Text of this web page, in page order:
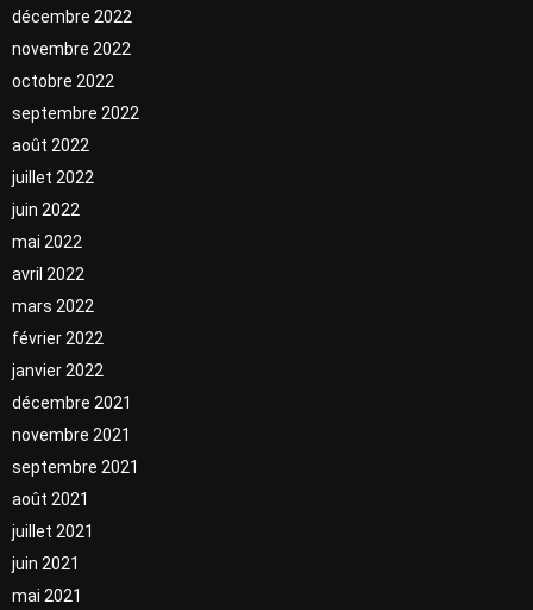
décembre 2022
novembre 2022
octobre 2022
septembre 2022
août 2022
juillet 2022
juin 2022
mai 2022
avril 2022
mars 2022
février 2022
janvier 2022
décembre 2021
novembre 2021
septembre 2021
août 2021
juillet 2021
juin 2021
mai 2021